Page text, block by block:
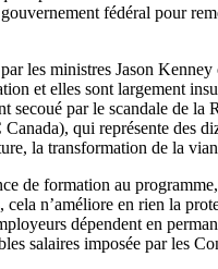
gouvernement fédéral pour
par les ministres Jason
et elles sont largement
secoué par le scandale de la
Canada), qui représente des
, la transformation de la
de formation au programme
cela n’améliore en rien la
dépendent en
salaires imposée par les